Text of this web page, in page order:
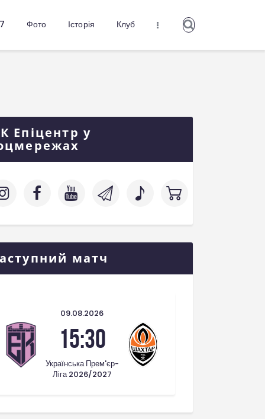
Фото Історія Клуб
Епіцентр у
матч
09.08.2026
15:30
Українська Прем'єр-
Ліга 2026/2027